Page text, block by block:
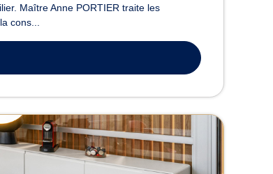
Maître Anne PORTIER traite les
cons...